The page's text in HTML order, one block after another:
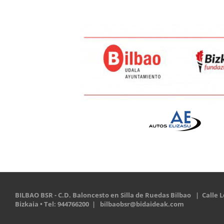
BILBAO BSR - C.D. Baloncesto en Silla de Ruedas Bilbao | Calle
Bizkaia • Tel: 944766200 | bilbaobsr@bidaideak.com